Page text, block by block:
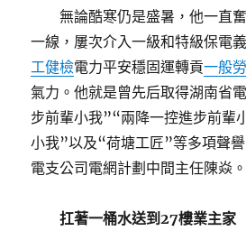
無論酷寒仍是盛暑，他一直
一線，屢次介入一級和特級保電
工健檢電力平安穩固運轉貢一般
氣力。他就是曾先后取得湖南省
步前輩小我”“兩降一控進步前輩
小我”以及“荷塘工匠”等多項聲
電支公司電網計劃中間主任陳焱。
扛著一桶水送到27樓業主家